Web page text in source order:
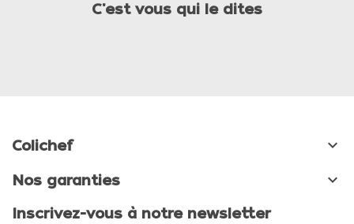
C'est vous qui le dites
Colichef 
Nos garanties 
Inscrivez-vous à notre newsletter